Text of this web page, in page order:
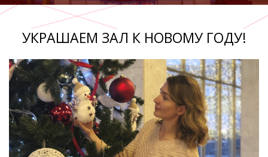
УКРАШАЕМ ЗАЛ К НОВОМУ ГОДУ!